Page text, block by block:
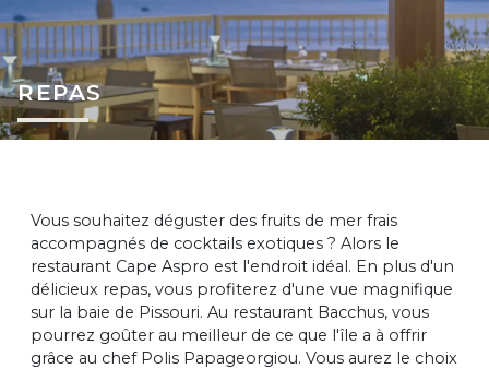
REPAS
Vous souhaitez déguster des fruits de mer frais
accompagnés de cocktails exotiques ? Alors le
restaurant Cape Aspro est l'endroit idéal. En plus d'un
délicieux repas, vous profiterez d'une vue magnifique
sur la baie de Pissouri. Au restaurant Bacchus, vous
pourrez goûter au meilleur de ce que l'île a à offrir
grâce au chef Polis Papageorgiou. Vous aurez le choix